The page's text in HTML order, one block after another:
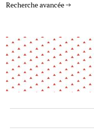
Recherche avancée
TYPE DE RESSOURCES
MATÉRIAUX